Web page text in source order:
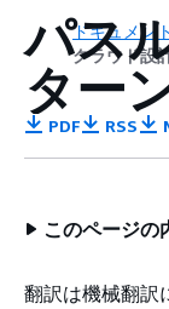
ドキュメント
クラウド設
パス
ター
PDF RSS
このページの
翻訳は機械翻訳